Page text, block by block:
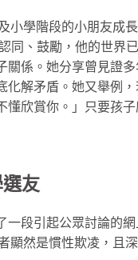
小學階段的小朋友成
同、鼓勵，他的世界
關係。她分享曾見證
化解矛盾。她又舉例
懂欣賞你。」只要孩
友
一段引起公眾討論的
顯然是慣性欺凌，且